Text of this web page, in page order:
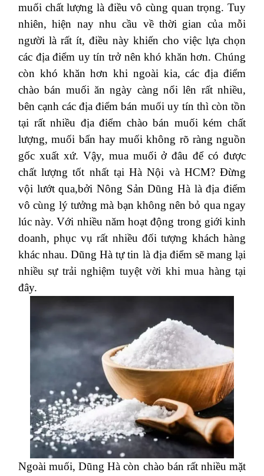
muối chất lượng là điều vô cùng quan trọng. Tuy
nhiên, hiện nay nhu cầu về thời gian của mỗi
người là rất ít, điều này khiến cho việc lựa chọn
các địa điểm uy tín trở nên khó khăn hơn. Chúng
còn khó khăn hơn khi ngoài kia, các địa điểm
chào bán muối ăn ngày càng nổi lên rất nhiều,
bên cạnh các địa điểm bán muối uy tín thì còn tồn
tại rất nhiều địa điểm chào bán muối kém chất
lượng, muối bẩn hay muối không rõ ràng nguồn
gốc xuất xứ. Vậy, mua muối ở đâu để có được
chất lượng tốt nhất tại Hà Nội và HCM? Đừng
vội lướt qua,bởi Nông Sản Dũng Hà là địa điểm
vô cùng lý tưởng mà bạn không nên bỏ qua ngay
lúc này. Với nhiều năm hoạt động trong giới kinh
doanh, phục vụ rất nhiều đối tượng khách hàng
khác nhau. Dũng Hà tự tin là địa điểm sẽ mang lại
nhiều sự trải nghiệm tuyệt vời khi mua hàng tại
đây.
Ngoài muối, Dũng Hà còn chào bán rất nhiều mặt